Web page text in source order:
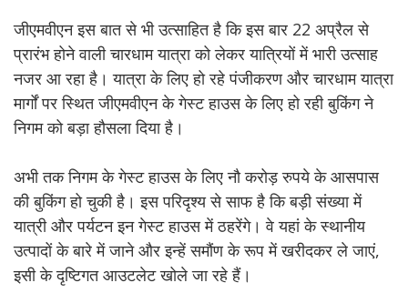
जीएमवीएन इस बात से भी उत्साहित है कि इस बार 22 अप्रैल से
प्रारंभ होने वाली चारधाम यात्रा को लेकर यात्रियों में भारी उत्साह
नजर आ रहा है। यात्रा के लिए हो रहे पंजीकरण और चारधाम यात्रा
मार्गों पर स्थित जीएमवीएन के गेस्ट हाउस के लिए हो रही बुकिंग ने
निगम को बड़ा हौसला दिया है।
अभी तक निगम के गेस्ट हाउस के लिए नौ करोड़ रुपये के आसपास
की बुकिंग हो चुकी है। इस परिदृश्य से साफ है कि बड़ी संख्या में
यात्री और पर्यटन इन गेस्ट हाउस में ठहरेंगे। वे यहां के स्थानीय
उत्पादों के बारे में जाने और इन्हें समौंण के रूप में खरीदकर ले जाएं,
इसी के दृष्टिगत आउटलेट खोले जा रहे हैं।